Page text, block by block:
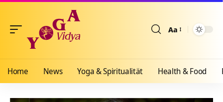
Aa
Home News Yoga & Spiritualität Health & Food